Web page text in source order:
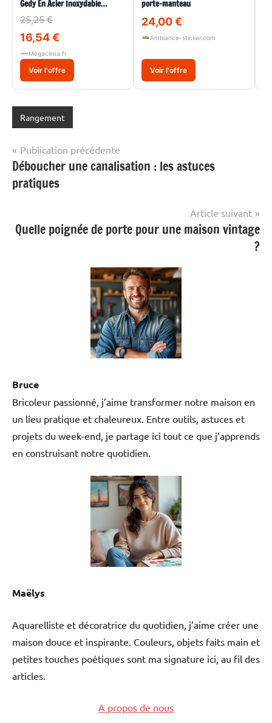
Gedy En Acier Inoxydable
Chromé, Gamme Genziana
25,25 €
16,54 €
Megaclima.fr
Voir l'offre
porte-manteau
24,00 €
Ambiance-sticker.com
Voir l'offre
Rangement
Navigation
de
l’article
Publication précédente
Déboucher une canalisation : les astuces
pratiques
Article suivant
Quelle poignée de porte pour une maison vintage
?
Bruce
Bricoleur passionné, j’aime transformer notre maison en
un lieu pratique et chaleureux. Entre outils, astuces et
projets du week-end, je partage ici tout ce que j’apprends
en construisant notre quotidien.
Maëlys
Aquarelliste et décoratrice du quotidien, j’aime créer une
maison douce et inspirante. Couleurs, objets faits main et
petites touches poétiques sont ma signature ici, au fil des
articles.
A propos de nous